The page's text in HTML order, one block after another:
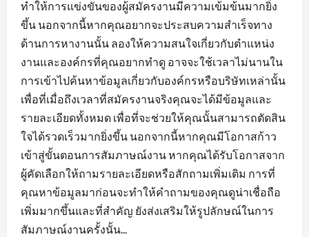
ทำให้การแข่งขันของผู้สมัครงานมีความเข้มข้นมากยิ่ง
ขึ้น นอกจากนี้หากคุณอยากจะประสบความสำเร็จทาง
ด้านการหางานนั้น ลองให้ความสนใจเกี่ยวกับตำแหน่ง
งานและองค์กรที่คุณอยากทำดู อาจจะใช้เวลาไม่นานใน
การเข้าไปค้นหาข้อมูลเกี่ยวกับองค์กรหรือบริษัทเหล่านั้น
เพื่อที่เมื่อถึงเวลาที่สมัครงานจริงคุณจะได้มีข้อมูลและ
รายละเอียดทั้งหมด เพื่อที่จะช่วยให้คุณนั้นสามารถตัดสิน
ใจได้รวดเร็วมากยิ่งขึ้น นอกจากนี้หากคุณมีโอกาสก้าว
เข้าสู่ขั้นตอนการสัมภาษณ์งาน หากคุณได้รับโอกาสจาก
ผู้คัดเลือกให้ถามรายละเอียดหรือสักถามเพิ่มเติม การที่
คุณหาข้อมูลมาก่อนจะทำให้คำถามของคุณดูน่าเชื่อถือ
เพิ่มมากขึ้นและที่สำคัญ ยังส่งเสริมให้รูปลักษณ์ในการ
สัมภาษณ์งานครั้งนั้น...